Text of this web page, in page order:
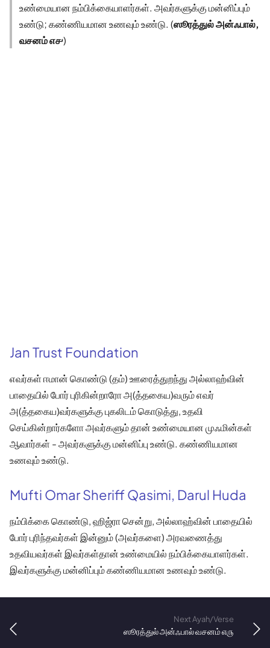
உண்மையான நம்பிக்கையாளர்கள். அவர்களுக்கு மன்னிப்பும்
உண்டு; கண்ணியமான உணவும் உண்டு. (ஸூரத்துல் அன்ஃபால்,
வசனம் ௭௪)
Jan Trust Foundation
எவர்கள் ஈமான் கொண்டு (தம்) ஊரைத்துறந்து அல்லாஹ்வின்
பாதையில் போர் புரிகின்றாரோ அ(த்தகைய)வரும் எவர்
அ(த்தகைய)வர்களுக்கு புகலிடம் கொடுத்து, உதவி
செய்கின்றார்களோ அவர்களும் தான் உண்மையான முஃமின்கள்
ஆவார்கள் - அவர்களுக்கு மன்னிப்பு உண்டு. கண்ணியமான
உணவும் உண்டு.
Mufti Omar Sheriff Qasimi, Darul Huda
நம்பிக்கை கொண்டு, ஹிஜ்ரா சென்று, அல்லாஹ்வின் பாதையில்
போர் புரிந்தவர்கள் இன்னும் (அவர்களை) அரவணைத்து
உதவியவர்கள் இவர்கள்தான் உண்மையில் நம்பிக்கையாளர்கள்.
இவர்களுக்கு மன்னிப்பும் கண்ணியமான உணவும் உண்டு.
Next Ayah/Verse
ஸூரத்துல் அன்ஃபால் வசனம் ௭௫